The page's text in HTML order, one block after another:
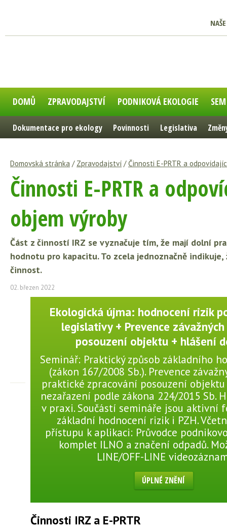
DOMŮ ZPRAVODAJSTVÍ PODNIKOVÁ EKOLOGIE
Dokumentace pro ekology Povinnosti Legislativa
Domovská stránka / Zpravodajství /Činnosti E-PRTR a
Činnosti E-PRTR a
objem výroby
Část z činností IRZ se vyznačuje tím, že mají dolní
hodnotu pro kapacitu. To zcela jednoznačně
činnost.
02. březen 2022
Ekologická újma: hodnocení rizik
legislativy + Prevence
posouzení objektu + hlášení
Seminář: Praktický způsob základního
(zákon 167/2008 Sb.). Prevence
praktické zpracování posouzení
nezařazení podle zákona 224/2015 Sb.
v praxi. Součástí semináře jsou aktivní
základní hodnocení rizik i PZH.
přístupu k aplikaci: Průvodce
komplet ILNO a značení odpadů.
LINE/OFF-LINE
ÚPLNÉ ZNĚNÍ
Činnosti IRZ a E-PRTR